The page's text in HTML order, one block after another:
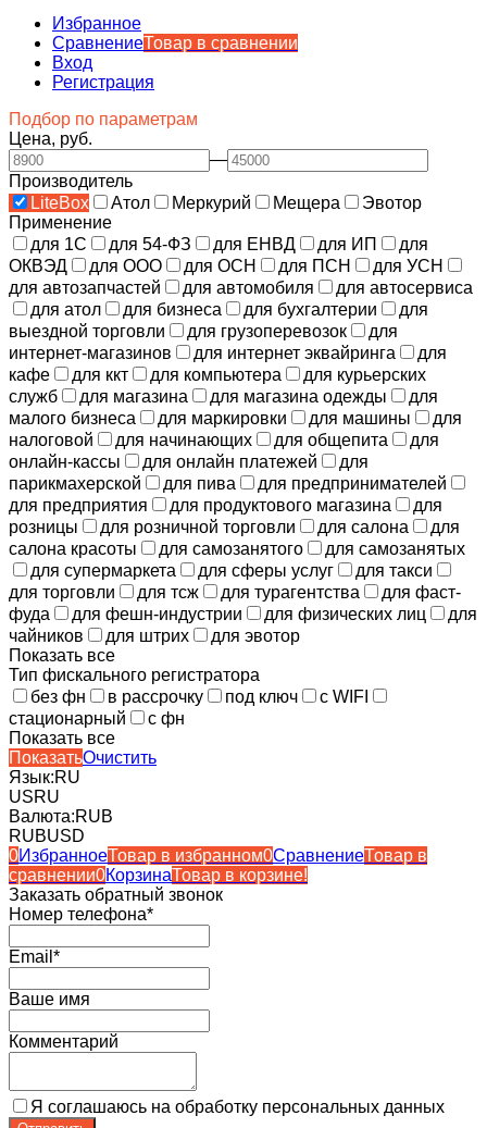
Избранное
СравнениеТовар в сравнении
Вход
Регистрация
Подбор по параметрам
Цена, руб.
—
Производитель
LiteBox
Атол Меркурий Мещера
Эвотор
Применение
для 1С
для 54-ФЗ для ЕНВД для ИП
для
ОКВЭД
для ООО для ОСН для ПСН
для УСН
для автозапчастей
для автомобиля
для автосервиса
для атол
для бизнеса для бухгалтерии
для
выездной торговли
для грузоперевозок
для
интернет-магазинов
для интернет эквайринга
для
кафе
для ккт для компьютера
для курьерских
служб
для магазина для магазина одежды
для
малого бизнеса
для маркировки для машины
для
налоговой
для начинающих для общепита
для
онлайн-кассы
для онлайн платежей
для
парикмахерской
для пива
для предпринимателей
для предприятия
для продуктового магазина
для
розницы
для розничной торговли для салона
для
салона красоты
для самозанятого
для самозанятых
для супермаркета
для сферы услуг
для такси
для торговли
для тсж для турагентства
для фаст-
фуда
для фешн-индустрии для физических лиц
для
чайников
для штрих
для эвотор
Показать все
Тип фискального регистратора
без фн
в рассрочку под ключ
с WIFI
стационарный
с фн
Показать все
ПоказатьОчистить
Язык:RU
USRU
Валюта:RUB
RUBUSD
0ИзбранноеТовар в избранном0СравнениеТовар в
сравнении0КорзинаТовар в корзине!
Заказать обратный звонок
Номер телефона*
Email*
Ваше имя
Комментарий
Я соглашаюсь на обработку персональных данных